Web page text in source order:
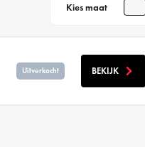
Kies maat
Uitverkocht BEKIJK